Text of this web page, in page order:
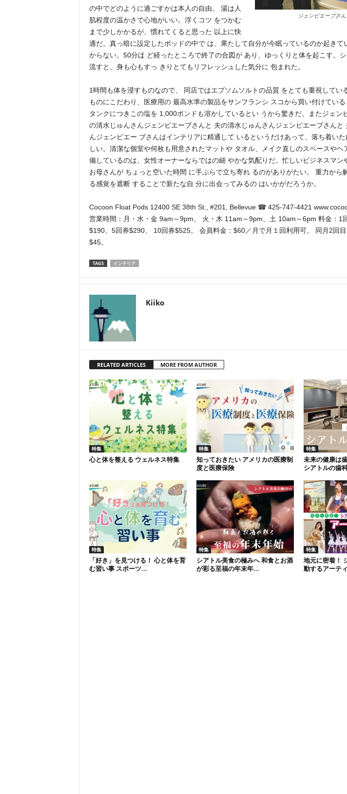
ジェンビエーブさ
の中でどのように過ごすかは本人の自由。 湯は人
肌程度の温かさで心地がいい。浮くコツ をつかむ
まで少しかかるが、慣れてくると思った 以上に快
適だ。真っ暗に設定したポッドの中で は、果たして自分が今眠っているのか起きて
からない。50分ほ ど経ったところで終了の合図が あり、ゆっくりと体を起こす。
流すと、身も心もすっ きりとてもリフレッシュした気分に 包まれた。
1時間も体を浸すものなので、 同店ではエプソムソルトの品質 をとても重視してい
ものにこだわり、医療用の 最高水準の製品をサンフランシ スコから買い付けてい
タンクにつきこの塩を 1,000ポンドも溶かしているとい うから驚きだ。またジェン
の清水じゅんさんジェンビエーブさんと 夫の清水じゅんさんジェンビエーブさんと
んジェンビエー ブさんはインテリアに精通して いるというだけあって、落ち着い
しい。清潔な個室や何枚も用意されたマットや タオル、メイク直しのスペースやヘ
備しているのは、女性オーナーならではの細 やかな気配りだ。忙しいビジネスマン
お母さんが ちょっと空いた時間 に手ぶらで立ち寄れ るのがありがたい。 重力から
る感覚を遮断 することで新たな自 分に出会ってみるの はいかがだろうか。
Cocoon Float Pods 12400 SE 38th St., #201, Bellevue ☎ 425-747-4421
営業時間：月・水・金 9am～9pm、 火・木 11am～9pm、土 10am～6pm 料金：1
$190、5回券$290、 10回券$525。 会員料金：$60／月で月１回利用可。 同月2回
$45。
TAGS インテリア
Kiiko
RELATED ARTICLES MORE FROM AUTHOR
特集
心と体を整える ウェルネス特集
特集
知っておきたい アメリカの医療制
度と医療保険
特集
未来の健康は
シアトルの歯
特集
「好き」を見つける！ 心と体を育
む習い事 スポーツ...
特集
シアトル美食の極みへ 和食とお酒
が彩る至福の年末年...
特集
地元に密着！
動するアーテ